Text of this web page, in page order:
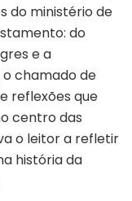
do ministério de
do
e a
o chamado de
reflexões que
centro das
o leitor a refletir
história da